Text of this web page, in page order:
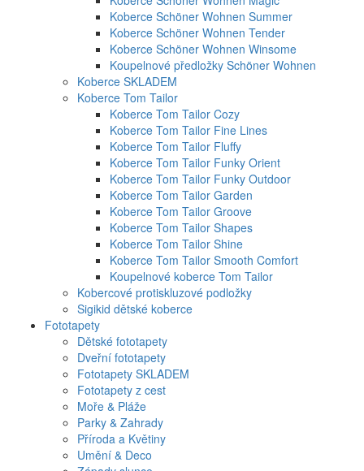
Koberce Schöner Wohnen Summer
Koberce Schöner Wohnen Tender
Koberce Schöner Wohnen Winsome
Koupelnové předložky Schöner Wohnen
Koberce SKLADEM
Koberce Tom Tailor
Koberce Tom Tailor Cozy
Koberce Tom Tailor Fine Lines
Koberce Tom Tailor Fluffy
Koberce Tom Tailor Funky Orient
Koberce Tom Tailor Funky Outdoor
Koberce Tom Tailor Garden
Koberce Tom Tailor Groove
Koberce Tom Tailor Shapes
Koberce Tom Tailor Shine
Koberce Tom Tailor Smooth Comfort
Koupelnové koberce Tom Tailor
Kobercové protiskluzové podložky
Sigikid dětské koberce
Fototapety
Dětské fototapety
Dveřní fototapety
Fototapety SKLADEM
Fototapety z cest
Moře & Pláže
Parky & Zahrady
Příroda a Květiny
Umění & Deco